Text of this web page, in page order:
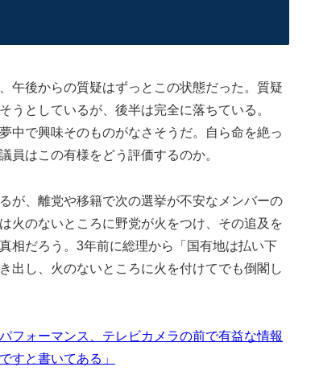
午後からの質疑はずっとこの状態だった。質疑
うとしているが、後半は完全に落ちている。
で興味そのものがなさそうだ。自ら命を絶っ
員はこの有様をどう評価するのか。
が、離党や移籍で次の選挙が不安なメンバーの
火のないところに野党が火をつけ、その追及を
相だろう。3年前に総理から「国有地は払い下
出し、火のないところに火を付けてでも倒閣し
フォーマンス、テレビカメラの前で有益な情報
すと書いてある」